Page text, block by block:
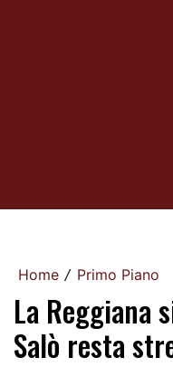
Home / Primo Piano
La Reggiana
Salò resta